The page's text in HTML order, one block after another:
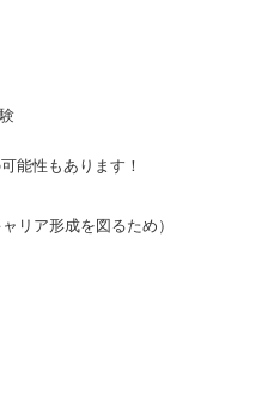
能性もあります！
リア形成を図るため）